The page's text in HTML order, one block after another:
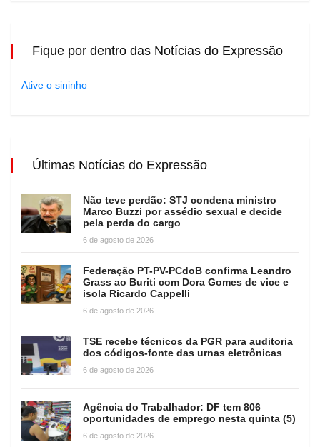
Fique por dentro das Notícias do Expressão
Ative o sininho
Últimas Notícias do Expressão
Não teve perdão: STJ condena ministro
Marco Buzzi por assédio sexual e decide
pela perda do cargo
6 de agosto de 2026
Federação PT-PV-PCdoB confirma Leandro
Grass ao Buriti com Dora Gomes de vice e
isola Ricardo Cappelli
6 de agosto de 2026
TSE recebe técnicos da PGR para auditoria
dos códigos-fonte das urnas eletrônicas
6 de agosto de 2026
Agência do Trabalhador: DF tem 806
oportunidades de emprego nesta quinta (5)
6 de agosto de 2026